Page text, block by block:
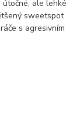
ale lehké
sweetspot
s agresivním